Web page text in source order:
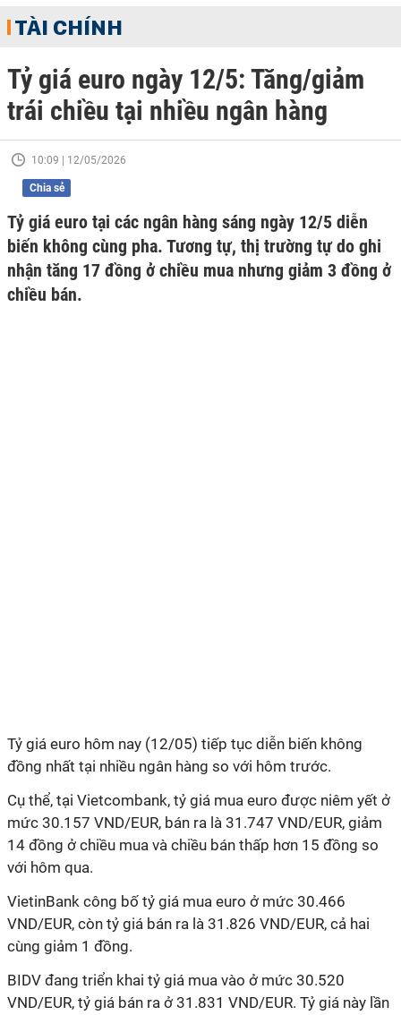
TÀI CHÍNH
Tỷ giá euro ngày 12/5: Tăng/giảm
trái chiều tại nhiều ngân hàng
10:09 | 12/05/2026
Chia sẻ
Tỷ giá euro tại các ngân hàng sáng ngày 12/5 diễn
biến không cùng pha. Tương tự, thị trường tự do ghi
nhận tăng 17 đồng ở chiều mua nhưng giảm 3 đồng ở
chiều bán.
Tỷ giá euro hôm nay (12/05) tiếp tục diễn biến không
đồng nhất tại nhiều ngân hàng so với hôm trước.
Cụ thể, tại Vietcombank, tỷ giá mua euro được niêm yết ở
mức 30.157 VND/EUR, bán ra là 31.747 VND/EUR, giảm
14 đồng ở chiều mua và chiều bán thấp hơn 15 đồng so
với hôm qua.
VietinBank công bố tỷ giá mua euro ở mức 30.466
VND/EUR, còn tỷ giá bán ra là 31.826 VND/EUR, cả hai
cùng giảm 1 đồng.
BIDV đang triển khai tỷ giá mua vào ở mức 30.520
VND/EUR, tỷ giá bán ra ở 31.831 VND/EUR. Tỷ giá này lần